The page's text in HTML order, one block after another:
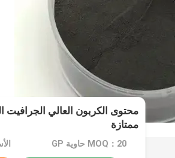
محتوى الكربون العالي الجرافيت
ممتازة
MOQ：20 حاوية GP